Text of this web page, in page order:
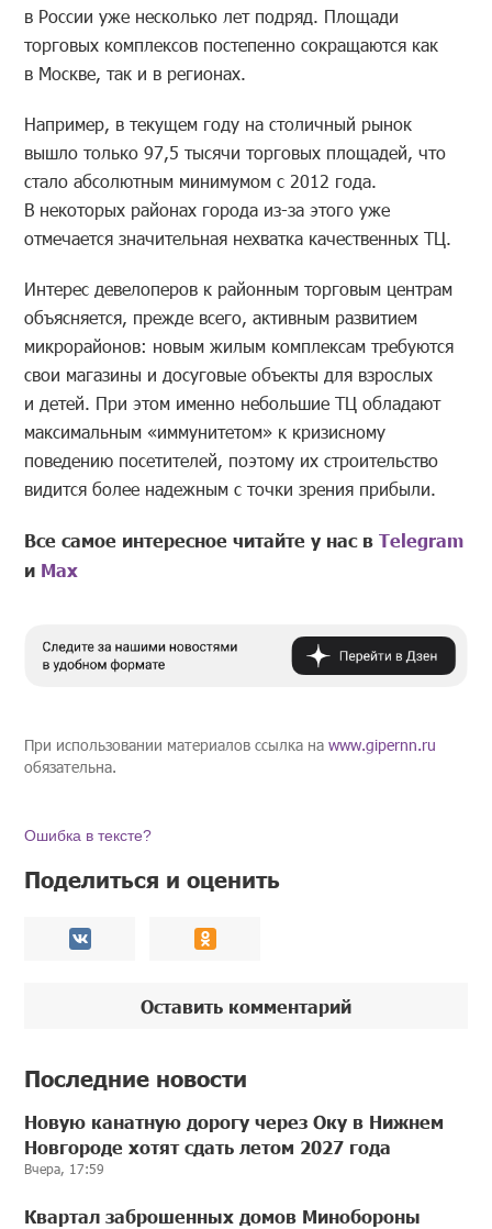
в России уже несколько лет подряд. Площади
торговых комплексов постепенно сокращаются как
в Москве, так и в регионах.
Например, в текущем году на столичный рынок
вышло только 97,5 тысячи торговых площадей, что
стало абсолютным минимумом с 2012 года.
В некоторых районах города из-за этого уже
отмечается значительная нехватка качественных ТЦ.
Интерес девелоперов к районным торговым центрам
объясняется, прежде всего, активным развитием
микрорайонов: новым жилым комплексам требуются
свои магазины и досуговые объекты для взрослых
и детей. При этом именно небольшие ТЦ обладают
максимальным «иммунитетом» к кризисному
поведению посетителей, поэтому их строительство
видится более надежным с точки зрения прибыли.
Все самое интересное читайте у нас вTelegram
и Mах
При использовании материалов ссылка наwww.gipernn.ru
обязательна.
Ошибка в тексте?
Поделиться и оценить
Оставить комментарий
Последние новости
Новую канатную дорогу через Оку в Нижнем
Новгороде хотят сдать летом 2027 года
Вчера, 17:59
Квартал заброшенных домов Минобороны